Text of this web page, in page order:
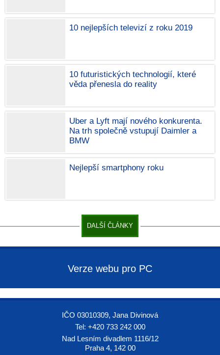
10 nejlepších televizí z roku 2019
10 futuristických technologií, které
věda přenesla do reality
Uber a Lyft mají nového konkurenta.
Na trh společně vstupují Daimler a
BMW
Nejlepší smartphony roku
DALŠÍ ČLÁNKY
Verze webu pro PC
IČO 03010309, Jana Divinová
Tel: +420 733 242 000
Nad Lesním divadlem 1116/12
Praha 4, 142 00